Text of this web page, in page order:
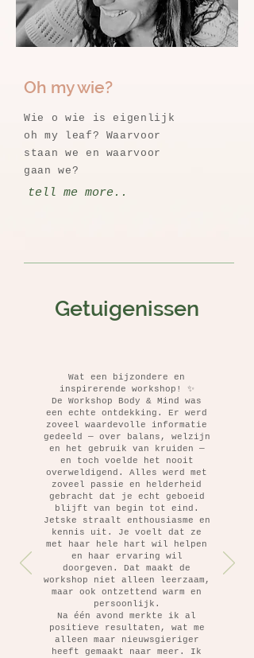
Wie o wie is eigenlijk
oh my leaf? Waarvoor
staan we en waarvoor
gaan we?
Oh my wie?
tell me more..
Getuigenissen
Wat een bijzondere en
inspirerende workshop! ✨
De Workshop Body & Mind was
een echte ontdekking. Er werd
zoveel waardevolle informatie
gedeeld — over balans, welzijn
en het gebruik van kruiden —
en toch voelde het nooit
overweldigend. Alles werd met
zoveel passie en helderheid
gebracht dat je echt geboeid
blijft van begin tot eind.
Jetske straalt enthousiasme en
kennis uit. Je voelt dat ze
met haar hele hart wil helpen
en haar ervaring wil
doorgeven. Dat maakt de
workshop niet alleen leerzaam,
maar ook ontzettend warm en
persoonlijk.
Na één avond merkte ik al
positieve resultaten, wat me
alleen maar nieuwsgieriger
heeft gemaakt naar meer. Ik